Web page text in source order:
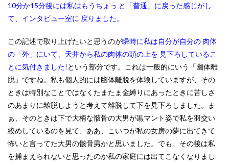
10分か15分後には私はもうちょっ と「普通」に戻った感じがし
て、インタビュー室に 戻りました。
この記述で取り上げたいと思うのが瞬時に私は自分が自分の 肉体
の「外」にいて、天井から私の肉体の頭の上を 見下ろしているこ
とに気付きました! という部分です。これは一般的にいう「幽体離
脱」ですね。私も個人的には幽体離脱を体験していますが、その
ときは特別なことではなくたまたま金縛りにあったときに苦しさ
のあまりに離脱しようと考えて離脱して下を見下ろしました。ま
ぁ、そのときは下で大柄な骸骨の大男が黒マント姿で私を羽交い
絞めしているのを見て、ああ、こいつが私の女房の夢に出てきて
怖いと言ってた大男の骸骨男かと思いました。でも、その後は私
を捕まえられないと思ったのか私の家庭には出てこなくなりまし